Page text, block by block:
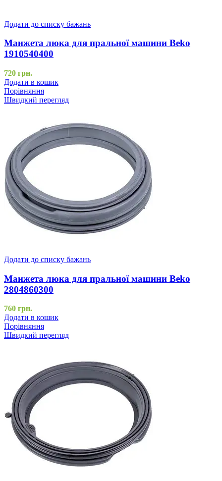
Додати до списку бажань
Манжета люка для пральної машини Beko
1910540400
720 грн.
Додати в кошик
Порівняння
Швидкий перегляд
Додати до списку бажань
Манжета люка для пральної машини Beko
2804860300
760 грн.
Додати в кошик
Порівняння
Швидкий перегляд